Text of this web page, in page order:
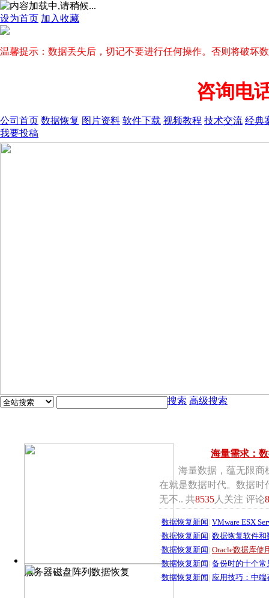
设为首页 加入收藏
温馨提示：数据丢失后，切记不要进行任何操作。否则将破坏
咨询电
公司首页 数据恢复 图片资料 软件下载 视频教程 技术交流 经典
我要投稿
搜索 高级搜索
服务器磁盘阵列数据恢复
海量需求：
海量数据，蕴无限商
在就是数据时代。数据时
无不.. 共8535 人关注 评论8
·数据恢复新闻| VMware ESX
·数据恢复新闻| 数据恢复软件
·数据恢复新闻| Oracle数据库使
·数据恢复新闻| 备份时的十个常
·数据恢复新闻| 应用技巧：中